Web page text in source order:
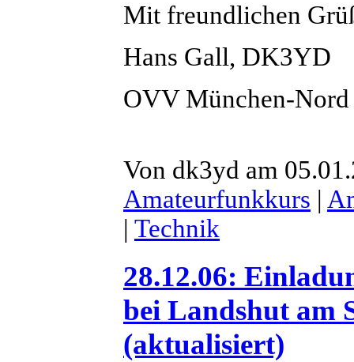
Mit freundlichen
Hans Gall, DK3YD
OVV München-Nord
Von dk3yd am
Amateurfunkkurs |
| Technik
28.12.06:
bei Landshut am
(aktualisiert)